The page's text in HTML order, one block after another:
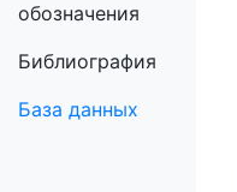
обозначения
Библиография
База данных